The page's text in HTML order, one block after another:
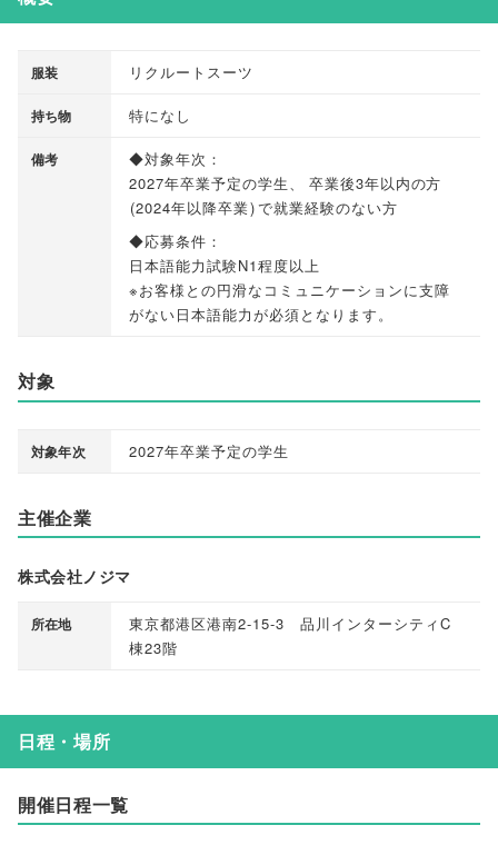
服装 リクルートスーツ
持ち物 特になし
備考
◆対象年次：
2027年卒業予定の学生
卒業後3年以内の方
(2024年以降卒業)で就業経験のない方
◆応募条件：
日本語能力試験N1程度以上
※お客様との円滑なコミュニケーションに支障
がない日本語能力が必須となります 。
対象
対象年次 2027年卒業予定の学生
主催企業
株式会社ノジマ
所在地
東京都港区港南2-15-3 品川インターシティC
棟23階
日程・場所
開催日程一覧